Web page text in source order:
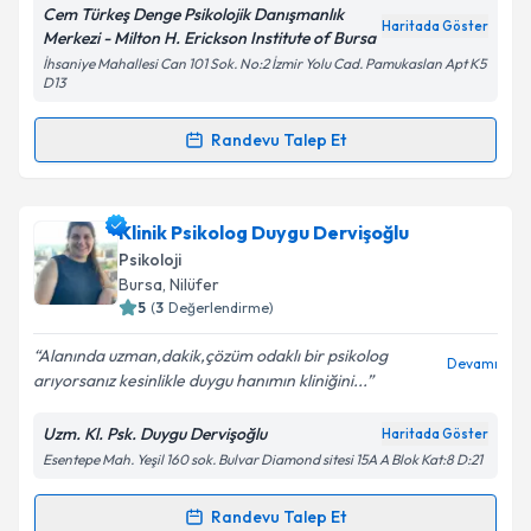
Metni'ni okudum ve kişisel verilerimin belirtilen
kapsamda işlenmesini kabul ediyorum.
Cem Türkeş Denge Psikolojik Danışmanlık
Merkezi - Milton H. Erickson Institute of Bursa
Haritada Göster
İhsaniye Mahallesi Can 101 Sok. No:2 İzmir Yolu Cad. Pamukaslan Apt K5
D13
Randevu Talep Et
Randevu Takvimi Talebi
Dr. Psk. Dr. Cem Türkeşiçin randevu takvimi talebi
oluşturun. Size bu uzmandan randevu almanız için bir
takvim hazırlandığında e-posta ile bilgilendireceğiz.
Kişisel verilerimin işlenmesine ilişkin
Aydınlatma
Metni'ni okudum ve kişisel verilerimin belirtilen
kapsamda işlenmesini kabul ediyorum.
Klinik Psikolog Duygu Dervişoğlu
Psikoloji
Bursa, Nilüfer
5 (3 Değerlendirme)
Alanında uzman,dakik,çözüm odaklı bir psikolog
arıyorsanız kesinlikle duygu hanımın kliniğini...
Devamı
Uzm. Kl. Psk. Duygu Dervişoğlu Haritada Göster
Esentepe Mah. Yeşil 160 sok. Bulvar Diamond sitesi 15A A Blok Kat:8 D:21
Randevu Talep Et